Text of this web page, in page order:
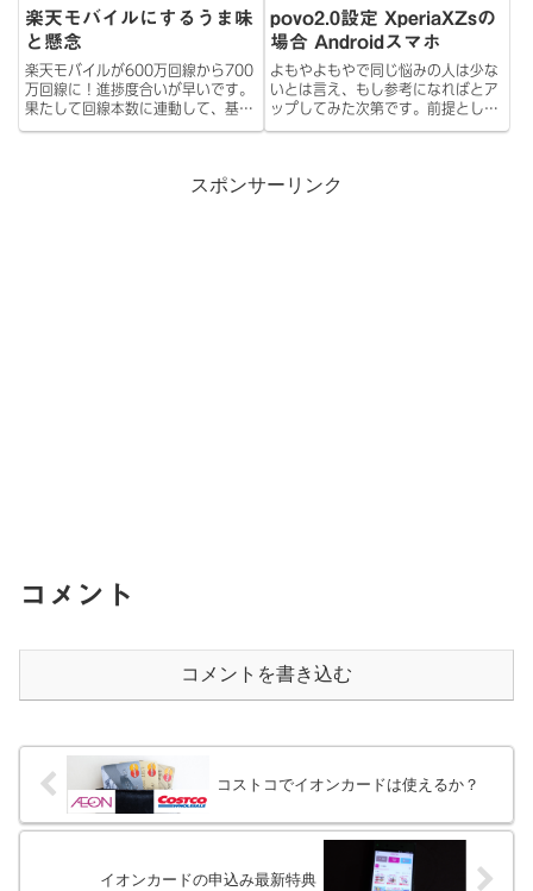
楽天モバイルにするうま味
と懸念
楽天モバイルが600万回線から700
万回線に！進捗度合いが早いです。
果たして回線本数に連動して、基地
局の充実が伴ってくるのか、正直ち
ら楽天モバイルユーザーだから(｀･
povo2.0設定 XperiaXZsの
場合 Androidスマホ
よもやよもやで同じ悩みの人は少な
いとは言え、もし参考になればとア
ップしてみた次第です。前提とし
て、スマートフォンがAndroid端末
始しようとしたけど、スタートガ
スポンサーリンク
コメント
コメントを書き込む
コストコでイオンカードは使えるか？
イオンカードの申込み最新特典